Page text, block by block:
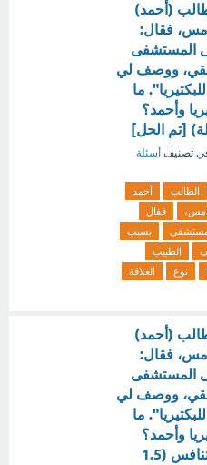
(أحمد)
فقال:
المستشفى
ووصف لي
ما
وأحمد؟
تصنيف أسئلة
الطالب
أحمد
فقال
بسبب
الطبيب
نوع
العلاقة
(أحمد)
فقال:
المستشفى
ووصف لي
ما
وأحمد؟
تكافل تعايش تطفل تنافس (1.5